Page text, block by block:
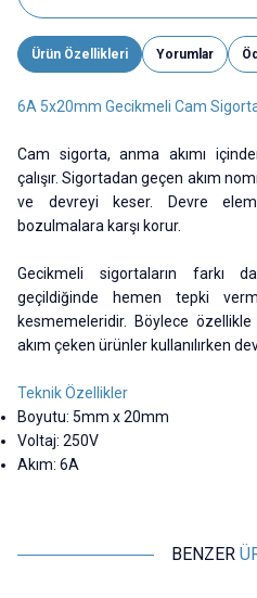
Ürün Özellikleri Yorumlar
6A 5x20mm Gecikmeli Cam
Cam sigorta, anma akımı
çalışır. Sigortadan geçen akım
ve devreyi keser. Devre
bozulmalara karşı korur.
Gecikmeli sigortaların farkı
geçildiğinde hemen tepki
kesmemeleridir. Böylece
akım çeken ürünler kullanılırken
Teknik Özellikler
Boyutu: 5mm x 20mm
Voltaj: 250V
Akım: 6A
BENZER